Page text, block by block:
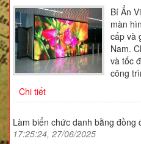
Bí Ẩn
màn
cấp và
Nam.
và tốc
công
Chi tiết
Làm biển chức danh bằng đồng
17:25:24, 27/06/2025